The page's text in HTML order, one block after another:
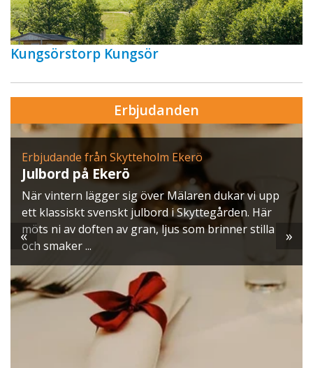
Kungsörstorp Kungsör
Erbjudanden
Erbjudande från Skytteholm Ekerö
Julbord på Ekerö
När vintern lägger sig över Mälaren dukar vi upp
ett klassiskt svenskt julbord i Skyttegården. Här
möts ni av doften av gran, ljus som brinner stilla
och smaker ...
« »